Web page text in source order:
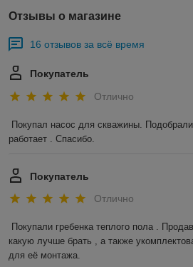
Отзывы о магазине
16 отзывов за всё время
Покупатель
Отлично
Покупал насос для скважины.
работает . Спасибо.
Покупатель
Отлично
Покупали гребенка теплого пола .
какую лучше брать , а также
для её монтажа.